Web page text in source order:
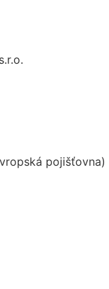
pojišťovna)